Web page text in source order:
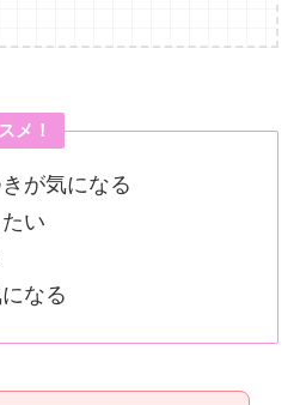
メ！
が気になる
い
なる